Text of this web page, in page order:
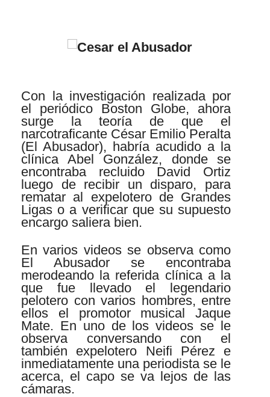
Con la investigación realizada por
el periódico Boston Globe, ahora
surge la teoría de que el
narcotraficante César Emilio Peralta
(El Abusador), habría acudido a la
clínica Abel González, donde se
encontraba recluido David Ortiz
luego de recibir un disparo, para
rematar al expelotero de Grandes
Ligas o a verificar que su supuesto
encargo saliera bien.
En varios videos se observa como
El Abusador se encontraba
merodeando la referida clínica a la
que fue llevado el legendario
pelotero con varios hombres, entre
ellos el promotor musical Jaque
Mate. En uno de los videos se le
observa conversando con el
también expelotero Neifi Pérez e
inmediatamente una periodista se le
acerca, el capo se va lejos de las
cámaras.